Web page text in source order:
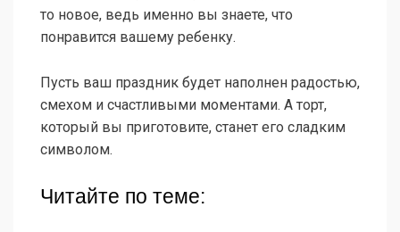
то новое, ведь именно вы знаете, что
понравится вашему ребенку.
Пусть ваш праздник будет наполнен радостью,
смехом и счастливыми моментами. А торт,
который вы приготовите, станет его сладким
символом.
Читайте по теме: